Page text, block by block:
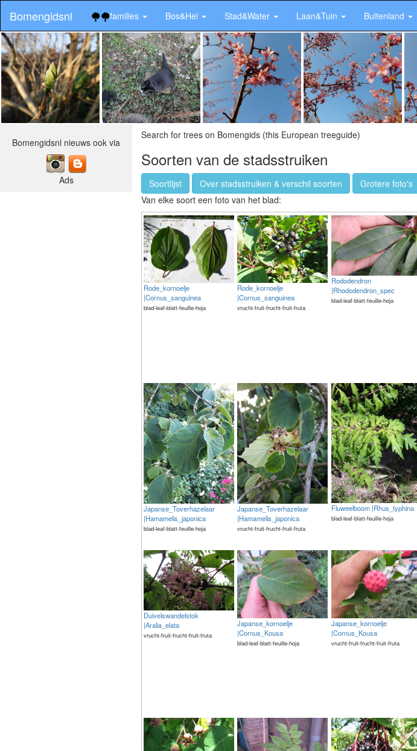
Bomengidsnl families Bos&Hei Stad&Water Laan&Tuin Buitenland
Bomengidsnl nieuws ook via
Ads
Search for trees on Bomengids (this European treeguide)
Soorten van de stadsstruiken
Soortlijst Over stadsstruiken & verschil soorten
Grotere foto's
Van elke soort een foto van het blad:
Rode_kornoelje
|Cornus_sanguinea
blad-leaf-blatt-feuille-hoja
Rode_kornoelje
|Cornus_sanguinea
vrucht-fruit-frucht-fruit-fruta
Rododendron
|Rhododendron_spec
blad-leaf-blatt-feuille-hoja
Japanse_Toverhazelaar
|Hamamelis_japonica
blad-leaf-blatt-feuille-hoja
Japanse_Toverhazelaar
|Hamamelis_japonica
vrucht-fruit-frucht-fruit-fruta
Fluweelboom |Rhus_typhina
blad-leaf-blatt-feuille-hoja
Duivelswandelstok
|Aralia_elata
vrucht-fruit-frucht-fruit-fruta
Japanse_kornoelje
|Cornus_Kousa
blad-leaf-blatt-feuille-hoja
Japanse_kornoelje
|Cornus_Kousa
vrucht-fruit-frucht-fruit-fruta